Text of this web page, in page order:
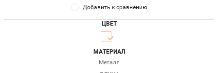
Добавить к сравнению
ЦВЕТ
МАТЕРИАЛ
Металл